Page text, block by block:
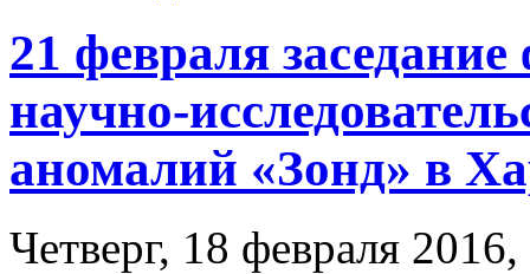
21 февраля
научно-
аномалий «Зонд» в
Четверг, 18 февраля